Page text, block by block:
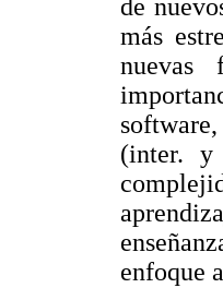
de
más
nuevas
(inter. y
enfoque